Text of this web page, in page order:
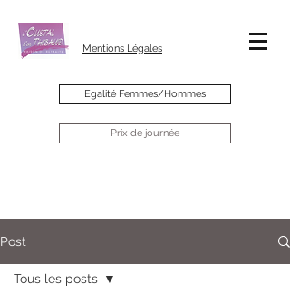
Mentions Légales
Egalité Femmes/Hommes
Prix de journée
Post
Tous les posts